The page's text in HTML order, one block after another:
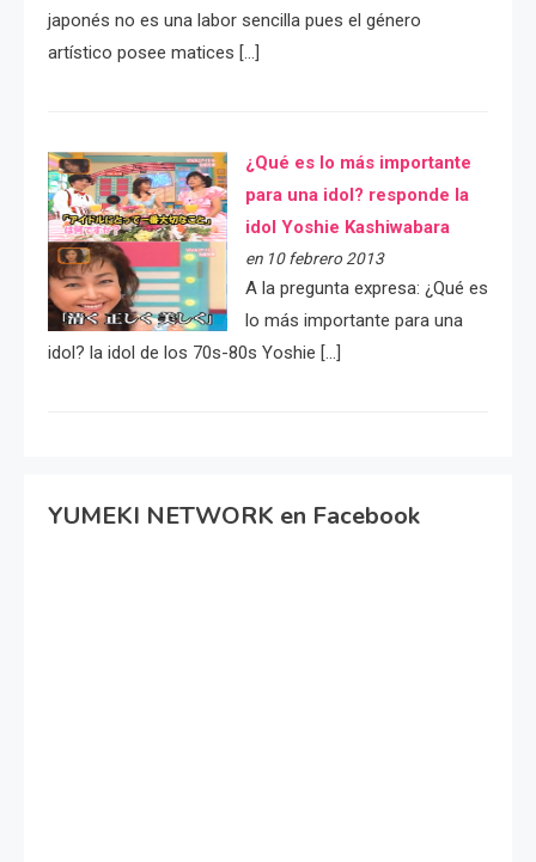
japonés no es una labor sencilla pues el género
artístico posee matices […]
¿Qué es lo más importante
para una idol? responde la
idol Yoshie Kashiwabara
en 10 febrero 2013
A la pregunta expresa: ¿Qué es
lo más importante para una
idol? la idol de los 70s-80s Yoshie […]
YUMEKI NETWORK en Facebook